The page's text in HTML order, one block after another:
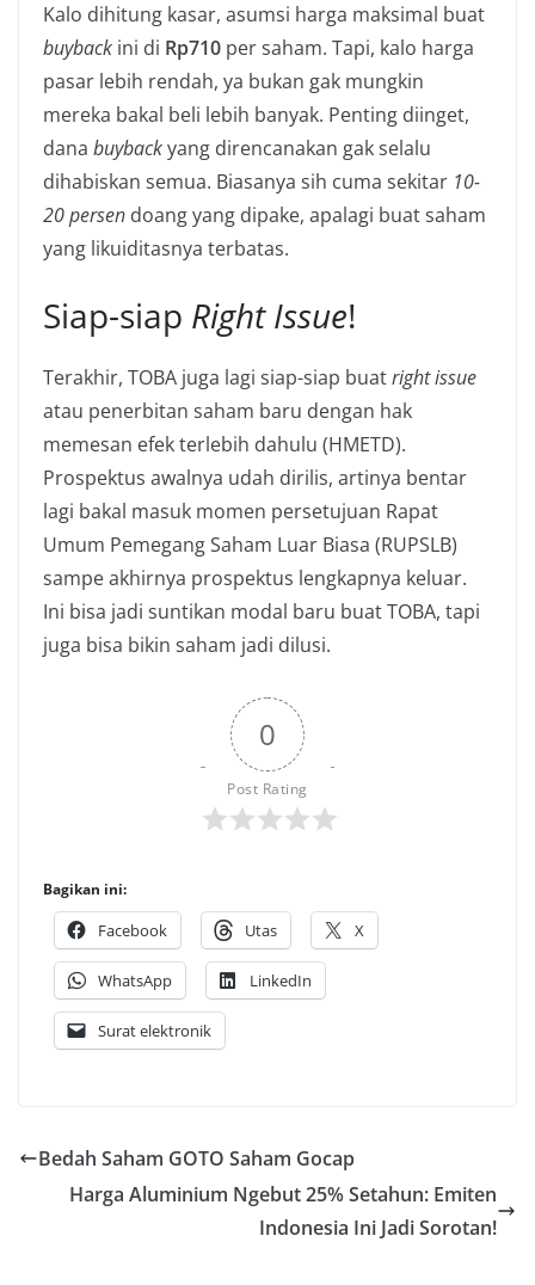
Kalo dihitung kasar, asumsi harga maksimal buat
buyback ini di Rp710 per saham. Tapi, kalo harga
pasar lebih rendah, ya bukan gak mungkin
mereka bakal beli lebih banyak. Penting diinget,
dana buybackyang direncanakan gak selalu
dihabiskan semua. Biasanya sih cuma sekitar 10-
20 persen doang yang dipake, apalagi buat saham
yang likuiditasnya terbatas.
Siap-siap Right Issue!
Terakhir, TOBA juga lagi siap-siap buatright issue
atau penerbitan saham baru dengan hak
memesan efek terlebih dahulu (HMETD).
Prospektus awalnya udah dirilis, artinya bentar
lagi bakal masuk momen persetujuan Rapat
Umum Pemegang Saham Luar Biasa (RUPSLB)
sampe akhirnya prospektus lengkapnya keluar.
Ini bisa jadi suntikan modal baru buat TOBA, tapi
juga bisa bikin saham jadi dilusi.
0
Post Rating
Bagikan ini:
Facebook Utas X
WhatsApp LinkedIn
Surat elektronik
Bedah Saham GOTO Saham Gocap
Harga Aluminium Ngebut 25% Setahun: Emiten
Indonesia Ini Jadi Sorotan!